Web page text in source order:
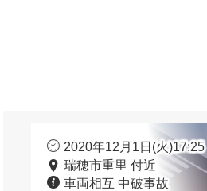
2020年12月1日(火)17:25
瑞穂市重里 付近
車両相互 中破事故